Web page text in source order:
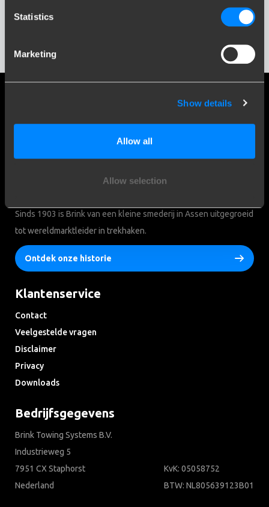
Statistics
Marketing
Show details
Allow all
Allow selection
Blijf op de hoogte van onze laatste ontwikkelingen
Sinds 1903 is Brink van een kleine smederij in Assen uitgegroeid
tot wereldmarktleider in trekhaken.
Ontdek onze historie
Klantenservice
Contact
Veelgestelde vragen
Disclaimer
Privacy
Downloads
Bedrijfsgegevens
Brink Towing Systems B.V.
Industrieweg 5
7951 CX Staphorst
Nederland
KvK: 05058752
BTW: NL805639123B01